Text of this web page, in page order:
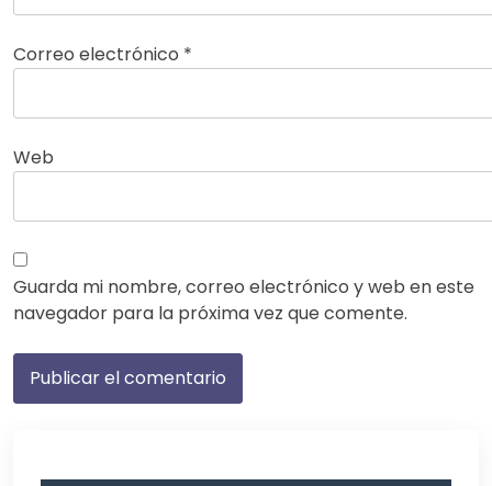
Correo electrónico *
Web
Guarda mi nombre, correo electrónico y web en este
navegador para la próxima vez que comente.